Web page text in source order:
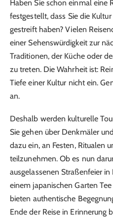
Haben Sie schon einmal eine
festgestellt, dass Sie die
gestreift haben? Vielen
einer Sehenswürdigkeit zur
Traditionen, der Küche oder
zu treten. Die Wahrheit ist:
Tiefe einer Kultur nicht ein.
an.
Deshalb werden kulturelle
Sie gehen über Denkmäler
dazu ein, an Festen, Ritualen
teilzunehmen. Ob es nun
ausgelassenen Straßenfeier
einem japanischen Garten
bieten authentische
Ende der Reise in Erinnerung